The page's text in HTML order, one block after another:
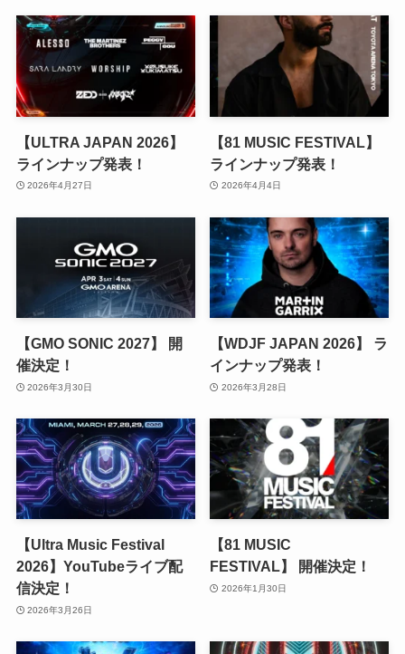
【ULTRA JAPAN 2026】
ラインナップ発表！
2026年4月27日
【81 MUSIC FESTIVAL】
ラインナップ発表！
2026年4月4日
【GMO SONIC 2027】 開
催決定！
2026年3月30日
【WDJF JAPAN 2026】 ラ
インナップ発表！
2026年3月28日
【Ultra Music Festival
2026】YouTubeライブ配
信決定！
2026年3月26日
【81 MUSIC
FESTIVAL】 開催決定！
2026年1月30日